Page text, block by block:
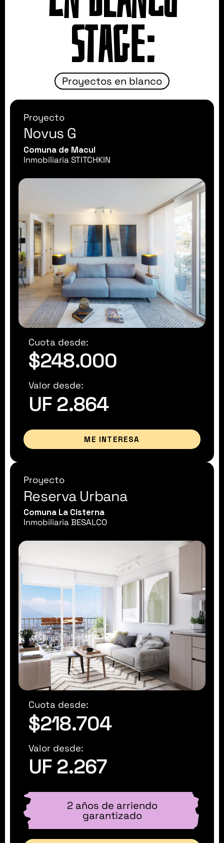
Stage:
Proyectos en blanco
Proyecto
Novus G
Comuna de Macul
Inmobiliaria STITCHKIN
Cuota desde:
$248.000
Valor desde:
UF 2.864
ME INTERESA
Proyecto
Reserva Urbana
Comuna La Cisterna
Inmobiliaria BESALCO
Cuota desde:
$218.704
Valor desde:
UF 2.267
2 años de arriendo
garantizado